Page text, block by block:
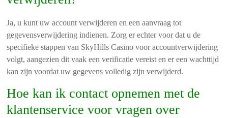
Ja, u kunt uw account verwijderen en een aanvraag tot
gegevensverwijdering indienen. Zorg er echter voor dat u de
specifieke stappen van SkyHills Casino voor accountverwijdering
volgt, aangezien dit vaak een verificatie vereist en er een wachttijd
kan zijn voordat uw gegevens volledig zijn verwijderd.
Hoe kan ik contact opnemen met de
klantenservice voor vragen over